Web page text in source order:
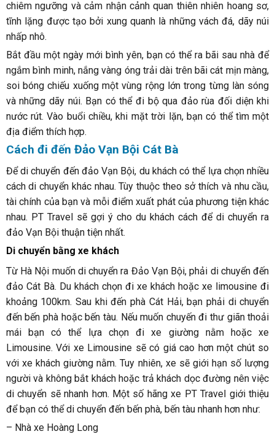
chiêm ngưỡng và cảm nhận cảnh quan thiên nhiên hoang sơ,
tĩnh lặng được tạo bởi xung quanh là những vách đá, dãy núi
nhấp nhô.
Bắt đầu một ngày mới bình yên, bạn có thể ra bãi sau nhà để
ngắm bình minh, nắng vàng óng trải dài trên bãi cát mịn màng,
soi bóng chiếu xuống một vùng rộng lớn trong từng làn sóng
và những dãy núi. Bạn có thể đi bộ qua đảo rùa đối diện khi
nước rút. Vào buổi chiều, khi mặt trời lặn, bạn có thể tìm một
địa điểm thích hợp.
Cách đi đến Đảo Vạn Bội Cát Bà
Để di chuyển đến đảo Vạn Bội, du khách có thể lựa chọn nhiều
cách di chuyển khác nhau. Tùy thuộc theo sở thích và nhu cầu,
tài chính của bạn và mỗi điểm xuất phát của phương tiện khác
nhau. PT Travel sẽ gợi ý cho du khách cách để di chuyển ra
đảo Vạn Bội thuận tiện nhất.
Di chuyển bằng xe khách
Từ Hà Nội muốn di chuyển ra Đảo Vạn Bội, phải di chuyển đến
đảo Cát Bà. Du khách chọn đi xe khách hoặc xe limousine đi
khoảng 100km. Sau khi đến phà Cát Hải, bạn phải di chuyển
đến bến phà hoặc bến tàu. Nếu muốn chuyến đi thư giãn thoải
mái bạn có thể lựa chọn đi xe giường nằm hoặc xe
Limousine. Với xe Limousine sẽ có giá cao hơn một chút so
với xe khách giường nằm. Tuy nhiên, xe sẽ giới hạn số lượng
người và không bắt khách hoặc trả khách dọc đường nên việc
di chuyển sẽ nhanh hơn. Một số hãng xe PT Travel giới thiệu
để bạn có thể di chuyển đến bến phà, bến tàu nhanh hơn như:
– Nhà xe Hoàng Long